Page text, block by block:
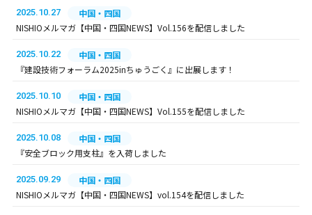
2025.10.27
中国・四国
NISHIOメルマガ【中国・四国NEWS】Vol.156を配信しました
2025.10.22
中国・四国
『建設技術フォーラム2025inちゅうごく』に出展します！
2025.10.10
中国・四国
NISHIOメルマガ【中国・四国NEWS】Vol.155を配信しました
2025.10.08
中国・四国
『安全ブロック用支柱』を入荷しました
2025.09.29
中国・四国
NISHIOメルマガ【中国・四国NEWS】vol.154を配信しました